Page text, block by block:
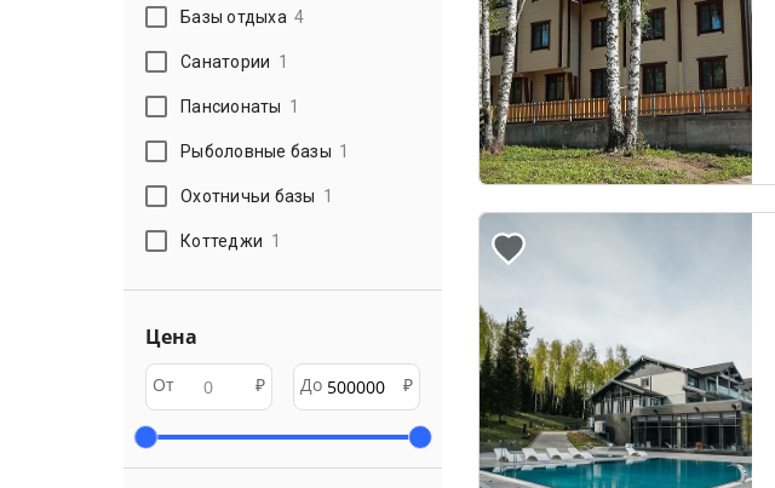
Базы отдыха 4
Санатории 1
Пансионаты 1
Рыболовные базы 1
Охотничьи базы 1
Коттеджи 1
Цена
От ₽ До ₽